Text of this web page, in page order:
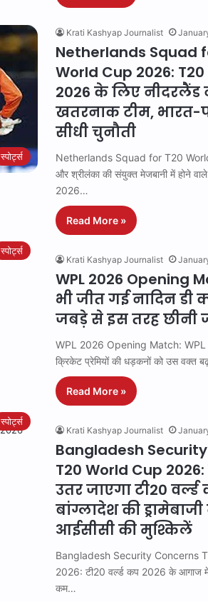
स्पोर्ट्स
Krati Kashyap Journalist
Netherlands Squad
World Cup 2026:
2026 के लिए नीदरलैंड
खतरनाक टीम, भारत-
सीधी चुनौती
Netherlands Squad for T20
और श्रीलंका की संयुक्त मेजबानी में होने
2026…
Read More »
स्पोर्ट्स
Krati Kashyap Journalist
WPL 2026 Opening
भी जीत गई नादिन डी
जबड़े से इस तरह छीनी
WPL 2026 Opening Match:
क्रिकेट प्रेमियों की धड़कनों को उस वक्त
Read More »
स्पोर्ट्स
Krati Kashyap Journalist
Bangladesh
T20 World Cup
उतर जाएगा टी20
बांग्लादेश की
आईसीसी की मुश्किलें
Bangladesh Security Concerns
2026: टी20 वर्ल्ड कप 2026 के आगाज
कम…